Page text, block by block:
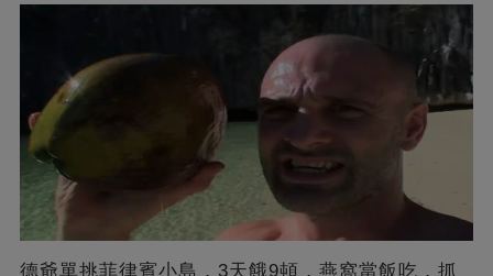
德爺單挑菲律賓小島，3天餓9頓，燕窩當飯吃，抓